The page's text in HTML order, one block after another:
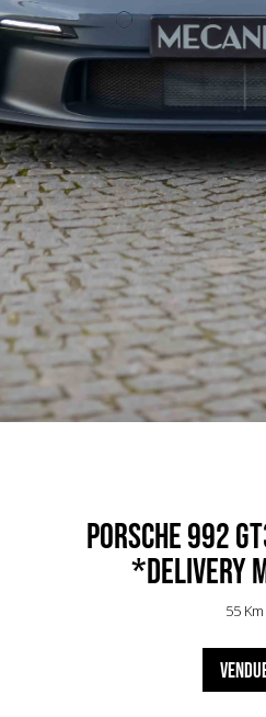
Porsche 992
*Delivery
55 Km